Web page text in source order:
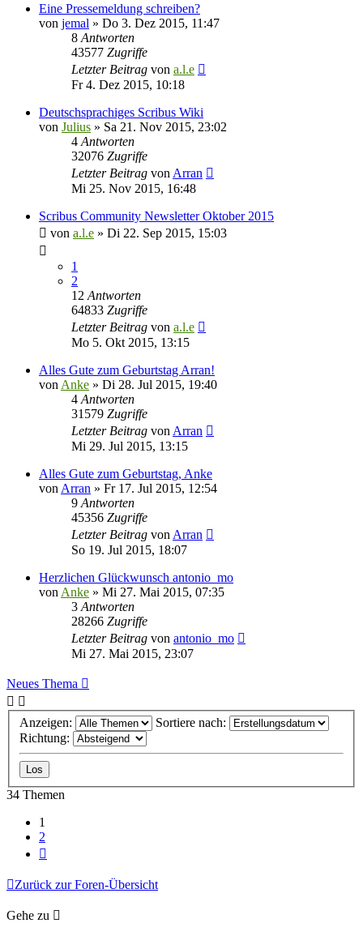
Eine Pressemeldung schreiben?
von jemal » Do 3. Dez 2015, 11:47
8 Antworten
43577 Zugriffe
Letzter Beitrag von a.l.e
Fr 4. Dez 2015, 10:18
Deutschsprachiges Scribus Wiki
von Julius » Sa 21. Nov 2015, 23:02
4 Antworten
32076 Zugriffe
Letzter Beitrag von Arran
Mi 25. Nov 2015, 16:48
Scribus Community Newsletter Oktober 2015
von a.l.e » Di 22. Sep 2015, 15:03
1
2
12 Antworten
64833 Zugriffe
Letzter Beitrag von a.l.e
Mo 5. Okt 2015, 13:15
Alles Gute zum Geburtstag Arran!
von Anke » Di 28. Jul 2015, 19:40
4 Antworten
31579 Zugriffe
Letzter Beitrag von Arran
Mi 29. Jul 2015, 13:15
Alles Gute zum Geburtstag, Anke
von Arran » Fr 17. Jul 2015, 12:54
9 Antworten
45356 Zugriffe
Letzter Beitrag von Arran
So 19. Jul 2015, 18:07
Herzlichen Glückwunsch antonio_mo
von Anke » Mi 27. Mai 2015, 07:35
3 Antworten
28266 Zugriffe
Letzter Beitrag von antonio_mo
Mi 27. Mai 2015, 23:07
Neues Thema
Anzeigen:
Sortiere nach:
Richtung:
34 Themen
1
2
Zurück zur Foren-Übersicht
Gehe zu